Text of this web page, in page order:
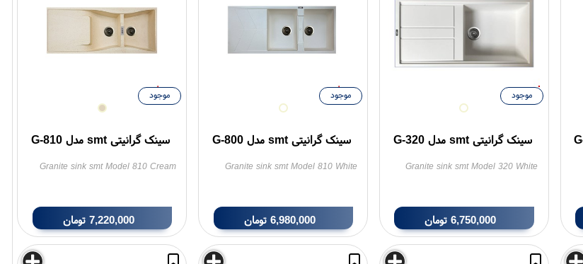
سینک گرانیتی smt مدل G-320
Granite sink smt Model 320 White
6,750,000 تومان
موجود
سینک گرانیتی smt مدل G-800
Granite sink smt Model 810 White
6,980,000 تومان
موجود
سینک گرانیتی smt مدل G-810
Granite sink smt Model 810 Cream
7,220,000 تومان
موجود